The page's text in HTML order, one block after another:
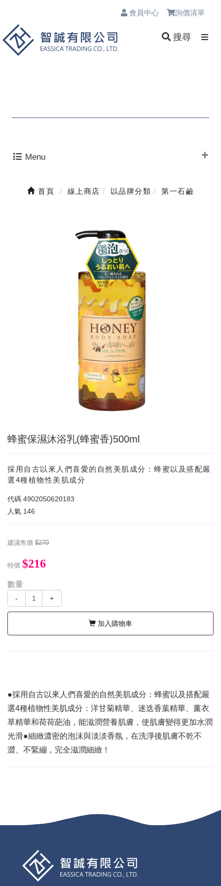
會員中心 詢價清單
搜尋
Menu
首頁 線上商店 以品牌分類 第一石鹼
蜂蜜保濕沐浴乳(蜂蜜香)500ml
採用自古以來人們喜愛的自然美肌成分：蜂蜜以及搭配嚴
選4種植物性美肌成分
代碼 4902050620183
人氣 146
建議售價 $270
特價 $216
數量
- +
加入購物車
●採用自古以來人們喜愛的自然美肌成分：蜂蜜以及搭配嚴
選4種植物性美肌成分：洋甘菊精華、迷迭香葉精華、薰衣
草精華和荷荷葩油，能滋潤營養肌膚，使肌膚變得更加水潤
光滑●細緻濃密的泡沫與淡淡香氛，在洗淨後肌膚不乾不
澀、不緊繃，完全滋潤細緻！